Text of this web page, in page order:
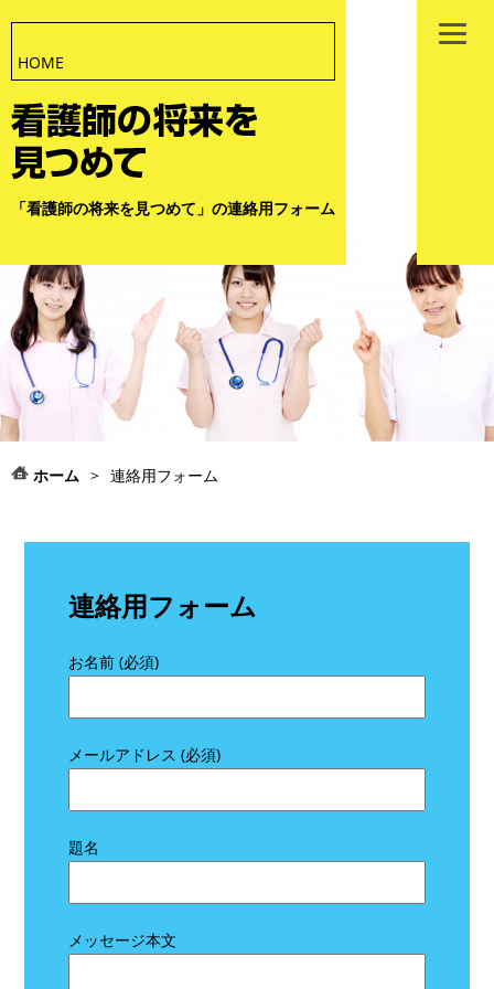
HOME
「看護師の将来を見つめて」の連絡用フォーム
ホーム > 連絡用フォーム
連絡用フォーム
お名前 (必須)
メールアドレス (必須)
題名
メッセージ本文